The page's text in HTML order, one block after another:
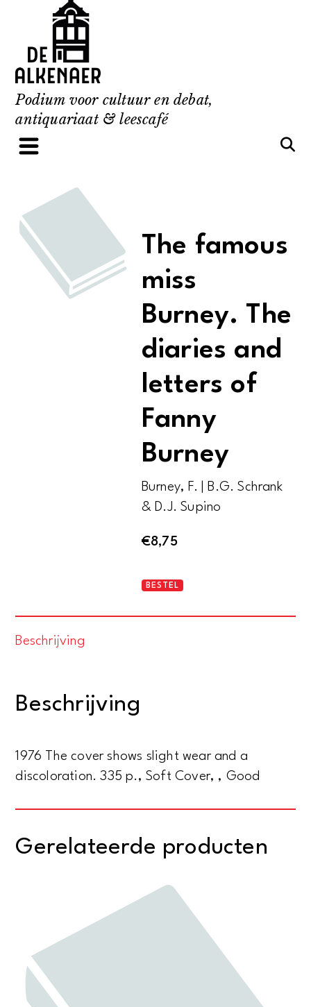
content
Podium voor cultuur en debat,
antiquariaat & leescafé
The famous
miss
Burney. The
diaries and
letters of
Fanny
Burney
Burney, F. | B.G. Schrank
& D.J. Supino
€8,75
The
Fanny
Burney
BESTEL
Beschrijving
Beschrijving
1976 The cover shows slight wear and a
discoloration. 335 p., Soft Cover, , Good
Gerelateerde producten